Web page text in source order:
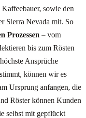
sowie den
Sierra Nevada mit. So
Prozessen – vom
bis zum Rösten
Ansprüche
können wir es
Ursprung anfangen, die
Röster können Kunden
selbst mit gepflückt